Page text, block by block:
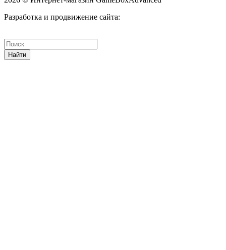
Разработка и продвижение сайта:
Найти